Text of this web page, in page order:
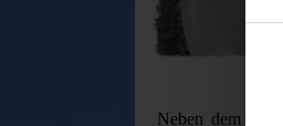
Neben dem